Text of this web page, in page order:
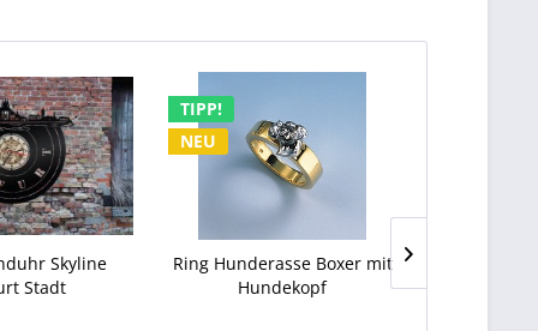
Skyline
Stadt
TIPP!
NEU
Ring Hunderasse Boxer mit
Hundekopf